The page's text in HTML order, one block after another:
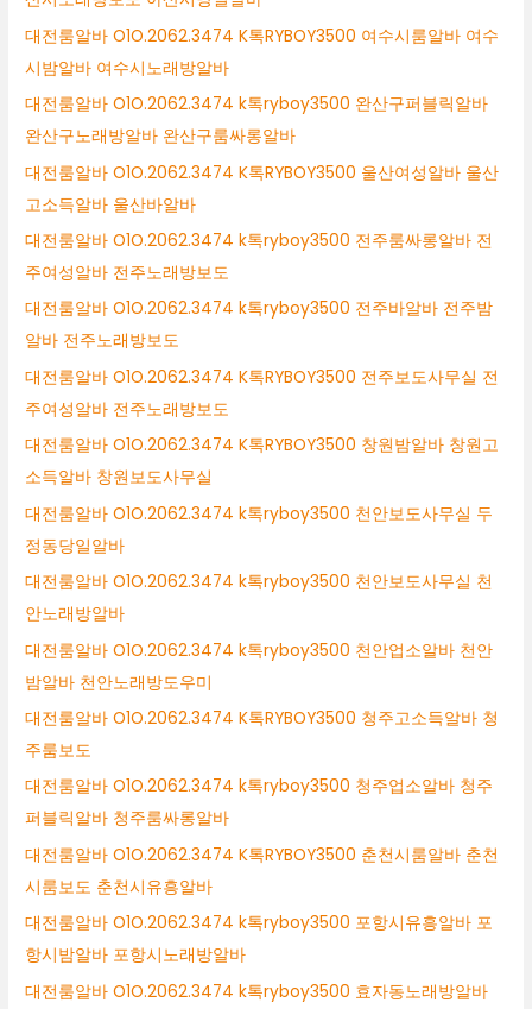
대전룸알바 O1O.2062.3474 K톡RYBOY3500 여수시룸알바 여수
시밤알바 여수시노래방알바
대전룸알바 O1O.2062.3474 k톡ryboy3500 완산구퍼블릭알바
완산구노래방알바 완산구룸싸롱알바
대전룸알바 O1O.2062.3474 K톡RYBOY3500 울산여성알바 울산
고소득알바 울산바알바
대전룸알바 O1O.2062.3474 k톡ryboy3500 전주룸싸롱알바 전
주여성알바 전주노래방보도
대전룸알바 O1O.2062.3474 k톡ryboy3500 전주바알바 전주밤
알바 전주노래방보도
대전룸알바 O1O.2062.3474 K톡RYBOY3500 전주보도사무실 전
주여성알바 전주노래방보도
대전룸알바 O1O.2062.3474 K톡RYBOY3500 창원밤알바 창원고
소득알바 창원보도사무실
대전룸알바 O1O.2062.3474 k톡ryboy3500 천안보도사무실 두
정동당일알바
대전룸알바 O1O.2062.3474 k톡ryboy3500 천안보도사무실 천
안노래방알바
대전룸알바 O1O.2062.3474 k톡ryboy3500 천안업소알바 천안
밤알바 천안노래방도우미
대전룸알바 O1O.2062.3474 K톡RYBOY3500 청주고소득알바 청
주룸보도
대전룸알바 O1O.2062.3474 k톡ryboy3500 청주업소알바 청주
퍼블릭알바 청주룸싸롱알바
대전룸알바 O1O.2062.3474 K톡RYBOY3500 춘천시룸알바 춘천
시룸보도 춘천시유흥알바
대전룸알바 O1O.2062.3474 k톡ryboy3500 포항시유흥알바 포
항시밤알바 포항시노래방알바
대전룸알바 O1O.2062.3474 k톡ryboy3500 효자동노래방알바